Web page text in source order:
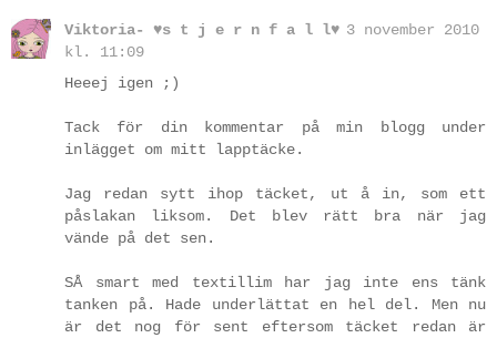
Viktoria- ♥s t j e r n f a l l♥ 3 november 2010
kl. 11:09
Heeej igen ;)
Tack för din kommentar på min blogg under
inlägget om mitt lapptäcke.
Jag redan sytt ihop täcket, ut å in, som ett
påslakan liksom. Det blev rätt bra när jag
vände på det sen.
SÅ smart med textillim har jag inte ens tänk
tanken på. Hade underlättat en hel del. Men nu
är det nog för sent eftersom täcket redan är